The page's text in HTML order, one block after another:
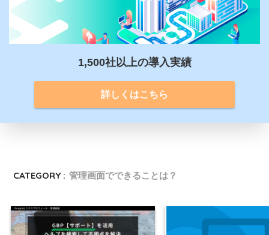
1,500社以上の導入実績
詳しくはこちら
CATEGORY : 管理画面でできることは？